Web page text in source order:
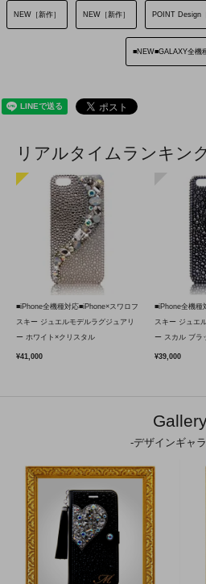
NEW［新作］ NEW［新作］ POINT Design
■NEW■GALAXY全機
リアルタイムランキン
■iPhone全機種対応■iPhone×スワロフ
スキー ジュエルモデルラグジュアリ
ー ホワイト×クリスタル
¥41,000
■iPhone全機種
スキー ジュエ
ー スカル ブラ
¥39,000
-デザインギャ